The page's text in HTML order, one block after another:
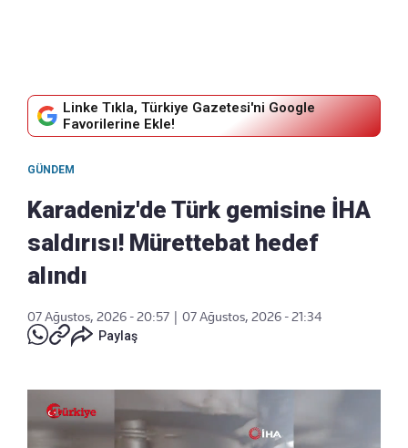
Linke Tıkla, Türkiye Gazetesi'ni Google
Favorilerine Ekle!
GÜNDEM
Karadeniz'de Türk gemisine İHA
saldırısı! Mürettebat hedef
alındı
07 Ağustos, 2026 - 20:57
07 Ağustos, 2026 - 21:34
Paylaş